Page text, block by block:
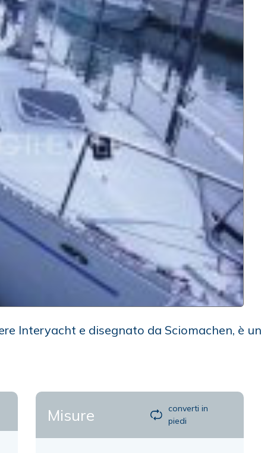
Interyacht e disegnato da Sciomachen, è
Misure
converti in
piedi